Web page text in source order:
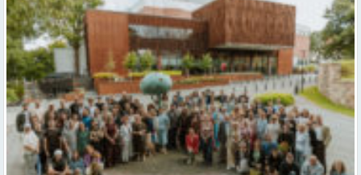
Valmieras teātris uzsāk 104. sezonu – par varu, brīvību